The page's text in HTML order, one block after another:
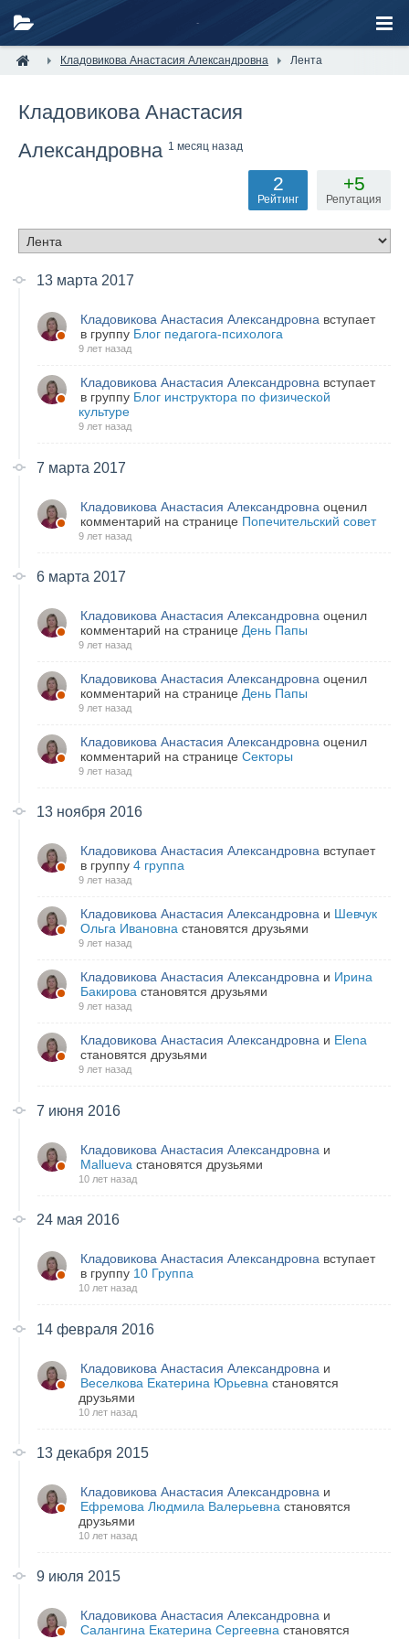
Кладовикова Анастасия Александровна Лента
Кладовикова Анастасия
Александровна 1 месяц назад
+5
Репутация
2
Рейтинг
13 марта 2017
Кладовикова Анастасия Александровна вступает
в группу Блог педагога-психолога
9 лет назад
Кладовикова Анастасия Александровна вступает
в группу Блог инструктора по физической
культуре
9 лет назад
7 марта 2017
Кладовикова Анастасия Александровна оценил
комментарий на странице Попечительский совет
9 лет назад
6 марта 2017
Кладовикова Анастасия Александровна оценил
комментарий на странице День Папы
9 лет назад
Кладовикова Анастасия Александровна оценил
комментарий на странице День Папы
9 лет назад
Кладовикова Анастасия Александровна оценил
комментарий на странице Секторы
9 лет назад
13 ноября 2016
Кладовикова Анастасия Александровна вступает
в группу 4 группа
9 лет назад
Кладовикова Анастасия Александровна и Шевчук
Ольга Ивановна становятся друзьями
9 лет назад
Кладовикова Анастасия Александровна и Ирина
Бакирова становятся друзьями
9 лет назад
Кладовикова Анастасия Александровна и Elena
становятся друзьями
9 лет назад
7 июня 2016
Кладовикова Анастасия Александровна и
Mallueva становятся друзьями
10 лет назад
24 мая 2016
Кладовикова Анастасия Александровна вступает
в группу 10 Группа
10 лет назад
14 февраля 2016
Кладовикова Анастасия Александровна и
Веселкова Екатерина Юрьевна становятся
друзьями
10 лет назад
13 декабря 2015
Кладовикова Анастасия Александровна и
Ефремова Людмила Валерьевна становятся
друзьями
10 лет назад
9 июля 2015
Кладовикова Анастасия Александровна и
Салангина Екатерина Сергеевна становятся